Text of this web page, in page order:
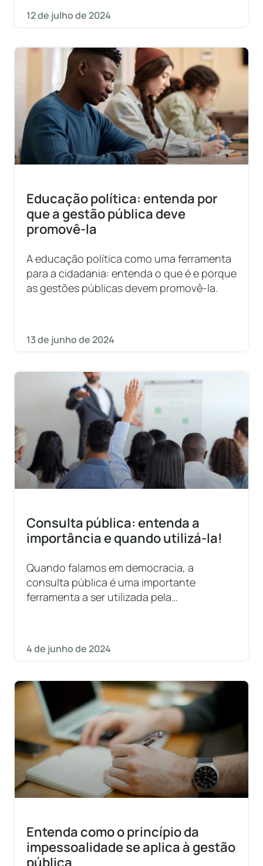
12 de julho de 2024
Educação política: entenda por
que a gestão pública deve
promovê-la
A educação política como uma ferramenta
para a cidadania: entenda o que é e porque
as gestões públicas devem promovê-la.
13 de junho de 2024
Consulta pública: entenda a
importância e quando utilizá-la!
Quando falamos em democracia, a
consulta pública é uma importante
ferramenta a ser utilizada pela
4 de junho de 2024
Entenda como o princípio da
impessoalidade se aplica à gestão
pública